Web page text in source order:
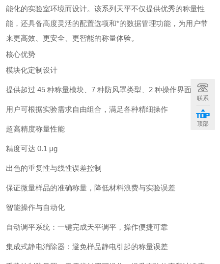
能化的实验室环境而设计。该系列天平不仅提供优秀的称量性
能，还具备高度灵活的配置选项和*的数据管理功能，为用户带
来更高效、更安全、更智能的称量体验。
核心优势
模块化定制设计
提供超过 45 种称量模块、7 种防风罩类型、2 种操作界面
用户可根据实验需求自由组合，满足各种精细操作
超高精度称量性能
精度可达 0.1 μg
出色的重复性与线性误差控制
保证微量样品的准确称量，降低材料浪费与实验误差
智能操作与自动化
自动调平系统：一键完成天平调平，操作便捷可靠
集成式静电消除器：避免样品静电引起的称量误差
联系
顶部